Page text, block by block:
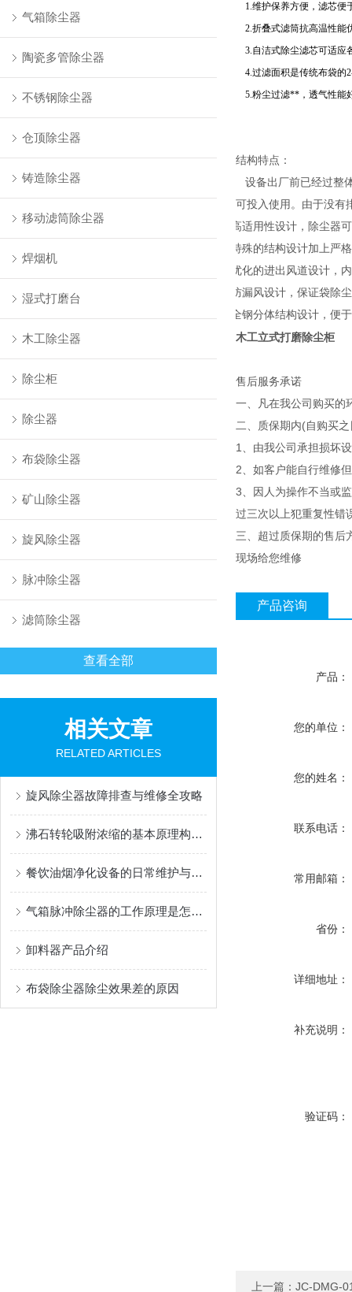
气箱除尘器
陶瓷多管除尘器
不锈钢除尘器
仓顶除尘器
铸造除尘器
移动滤筒除尘器
焊烟机
湿式打磨台
木工除尘器
除尘柜
除尘器
布袋除尘器
矿山除尘器
旋风除尘器
脉冲除尘器
滤筒除尘器
查看全部
相关文章
RELATED ARTICLES
旋风除尘器故障排查与维修全攻略
沸石转轮吸附浓缩的基本原理构造和特点
餐饮油烟净化设备的日常维护与保养技巧
气箱脉冲除尘器的工作原理是怎样的
卸料器产品介绍
布袋除尘器除尘效果差的原因
1.维护保养方便，滤芯便
2.折叠式滤筒抗高温性能
3.自洁式除尘滤芯可适应
4.过滤面积是传统布袋的
5.粉尘过滤**，透气性能
结构特点：
设备出厂前已经过整
可投入使用。由于没有
高适用性设计，除尘器
特殊的结构设计加上严
优化的进出风道设计，
防漏风设计，保证袋除
全钢分体结构设计，便
木工立式打磨除尘柜
售后服务承诺
一、凡在我公司购买的
二、质保期内(自购买
1、由我公司承担损坏
2、如客户能自行维修
3、因人为操作不当或
过三次以上犯重复性错
三、超过质保期的售后
现场给您维修
产品咨询
产品：
您的单位：
您的姓名：
联系电话：
常用邮箱：
省份：
详细地址：
补充说明：
验证码：
上一篇： JC-DMG-